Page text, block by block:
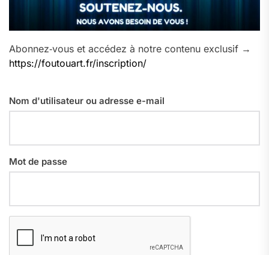
Abonnez‑vous et accédez à notre contenu exclusif →
https://foutouart.fr/inscription/
Nom d'utilisateur ou adresse e-mail
Mot de passe